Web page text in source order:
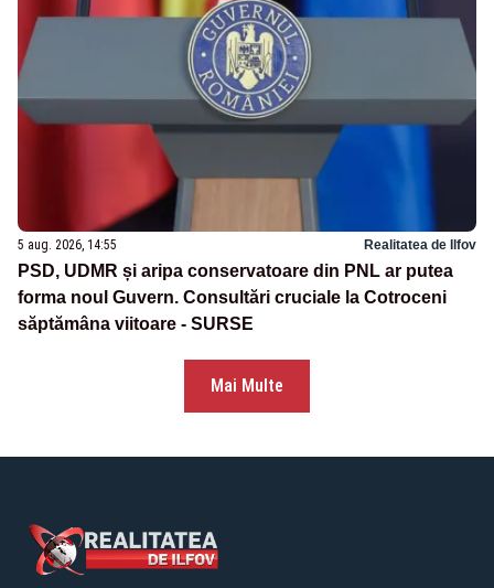
5 aug. 2026, 14:55 Realitatea de Ilfov
PSD, UDMR și aripa conservatoare din PNL ar putea
forma noul Guvern. Consultări cruciale la Cotroceni
săptămâna viitoare - SURSE
Mai Multe